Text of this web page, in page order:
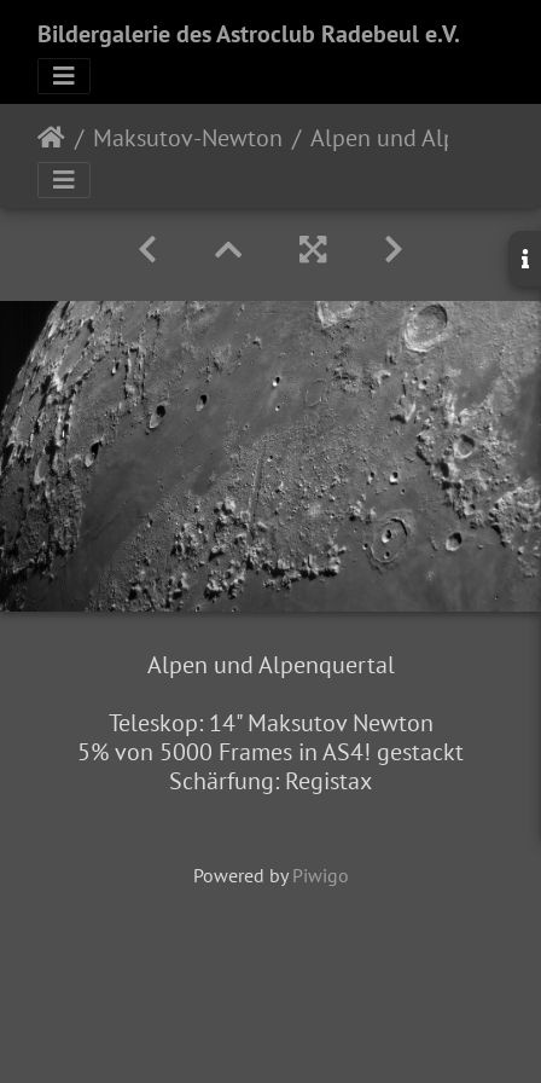
Bildergalerie des Astroclub Radebeul e.V.
Maksutov-Newton
Alpen und Alpenquertal
Teleskop: 14" Maksutov Newton
5% von 5000 Frames in AS4! gestackt
Schärfung: Registax
Powered by Piwigo